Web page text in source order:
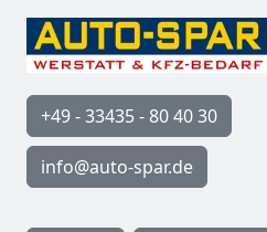
+49 - 33435 - 80 40 30
info@auto-spar.de